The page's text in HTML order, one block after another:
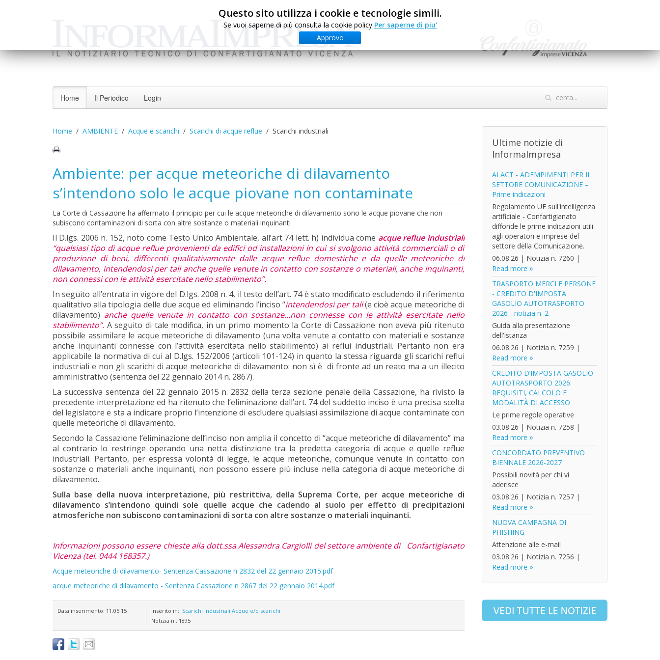
Questo sito utilizza i cookie e tecnologie simili.
Se vuoi saperne di più consulta la cookie policy Per saperne di piu'
Approvo
Home Il Periodico Login
Home AMBIENTE Acque e scarichi Scarichi di acque reflue Scarichi industriali
Ambiente: per acque meteoriche di dilavamento
s’intendono solo le acque piovane non contaminate
La Corte di Cassazione ha affermato il principio per cui le acque meteoriche di dilavamento sono le acque piovane che non
subiscono contaminazioni di sorta con altre sostanze o materiali inquinanti
Il D.lgs. 2006 n. 152, noto come Testo Unico Ambientale, all’art 74 lett. h) individua come acque reflue industriali
“qualsiasi tipo di acque reflue provenienti da edifici od installazioni in cui si svolgono attività commerciali o di
produzione di beni, differenti qualitativamente dalle acque reflue domestiche e da quelle meteoriche di
dilavamento, intendendosi per tali anche quelle venute in contatto con sostanze o materiali, anche inquinanti,
non connessi con le attività esercitate nello stabilimento”.
In seguito all’entrata in vigore del D.lgs. 2008 n. 4, il testo dell’art. 74 è stato modificato escludendo il riferimento
qualitativo alla tipologia delle due acque ed eliminando l’inciso “intendendosi per tali(e cioè acque meteoriche di
dilavamento) anche quelle venute in contatto con sostanze…non connesse con le attività esercitate nello
stabilimento”. A seguito di tale modifica, in un primo momento la Corte di Cassazione non aveva più ritenuto
possibile assimilare le acque meteoriche di dilavamento (una volta venute a contatto con materiali e sostanze
anche inquinanti connesse con l’attività esercitata nello stabilimento) ai reflui industriali. Pertanto non era
applicabile la normativa di cui al D.lgs. 152/2006 (articoli 101-124) in quanto la stessa riguarda gli scarichi reflui
industriali e non gli scarichi di acque meteoriche di dilavamento: non sì è di fronte ad un reato ma a un illecito
amministrativo (sentenza del 22 gennaio 2014 n. 2867).
La successiva sentenza del 22 gennaio 2015 n. 2832 della terza sezione penale della Cassazione, ha rivisto la
precedente interpretazione ed ha ritenuto che l’eliminazione dall’art. 74 del suddetto inciso è una precisa scelta
del legislatore e sta a indicare proprio l’intenzione di escludere qualsiasi assimilazione di acque contaminate con
quelle meteoriche di dilavamento.
Secondo la Cassazione l’eliminazione dell’inciso non amplia il concetto di “acque meteoriche di dilavamento” ma
al contrario lo restringe operando una netta distinzione tra la predetta categoria di acque e quelle reflue
industriali. Pertanto, per espressa volontà di legge, le acque meteoriche, comunque venute in contatto con
sostanze o materiali anche inquinanti, non possono essere più incluse nella categoria di acque meteoriche di
dilavamento.
Sulla base della nuova interpretazione, più restrittiva, della Suprema Corte, per acque meteoriche di
dilavamento s’intendono quindi sole quelle acque che cadendo al suolo per effetto di precipitazioni
atmosferiche non subiscono contaminazioni di sorta con altre sostanze o materiali inquinanti.
Informazioni possono essere chieste alla dott.ssa Alessandra Cargiolli del settore ambiente di Confartigianato
Vicenza (tel. 0444 168357.)
Acque meteoriche di dilavamento- Sentenza Cassazione n 2832 del 22 gennaio 2015.pdf
acque meteoriche di dilavamento - Sentenza Cassazione n 2867 del 22 gennaio 2014.pdf
Data inserimento: 11.05.15 Inserito in:: Scarichi industriali Acque e/o scarichi
Notizia n.: 1895
Ultime notizie di
InformaImpresa
AI ACT - ADEMPIMENTI PER IL
SETTORE COMUNICAZIONE –
Prime indicazioni
Regolamento UE sull'intelligenza
artificiale - Confartigianato
diffonde le prime indicazioni utili
agli operatori e imprese del
settore della Comunicazione.
06.08.26 | Notizia n. 7260 |
Read more
TRASPORTO MERCI E PERSONE
- CREDITO D'IMPOSTA
GASOLIO AUTOTRASPORTO
2026 - notizia n. 2
Guida alla presentazione
dell'istanza
06.08.26 | Notizia n. 7259 |
Read more
CREDITO D’IMPOSTA GASOLIO
AUTOTRASPORTO 2026:
REQUISITI, CALCOLO E
MODALITÀ DI ACCESSO
Le prime regole operative
03.08.26 | Notizia n. 7258 |
Read more
CONCORDATO PREVENTIVO
BIENNALE 2026-2027
Possibili novità per chi vi
aderisce
03.08.26 | Notizia n. 7257|
Read more
NUOVA CAMPAGNA DI
PHISHING
Attenzione alle e-mail
03.08.26 | Notizia n. 7256 |
Read more